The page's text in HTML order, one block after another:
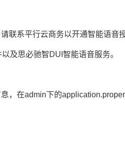
联系平行云商务以开通智能语音授
及思必驰智DUI智能语音服务。
，在admin下的